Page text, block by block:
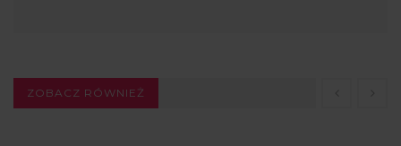
ZOBACZ RÓWNIEŻ